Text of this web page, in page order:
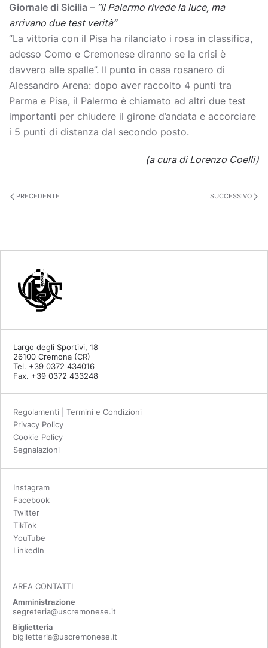
Giornale di Sicilia – “Il Palermo rivede la luce, ma
arrivano due test verità”
“La vittoria con il Pisa ha rilanciato i rosa in classifica,
adesso Como e Cremonese diranno se la crisi è
davvero alle spalle”. Il punto in casa rosanero di
Alessandro Arena: dopo aver raccolto 4 punti tra
Parma e Pisa, il Palermo è chiamato ad altri due test
importanti per chiudere il girone d’andata e accorciare
i 5 punti di distanza dal secondo posto.
(a cura di Lorenzo Coelli)
PRECEDENTE SUCCESSIVO
Largo degli Sportivi, 18
26100 Cremona (CR)
Tel. +39 0372 434016
Fax. +39 0372 433248
Regolamenti | Termini e Condizioni
Privacy Policy
Cookie Policy
Segnalazioni
Instagram
Facebook
Twitter
TikTok
YouTube
LinkedIn
AREA CONTATTI
Amministrazione
segreteria@uscremonese.it
Biglietteria
biglietteria@uscremonese.it